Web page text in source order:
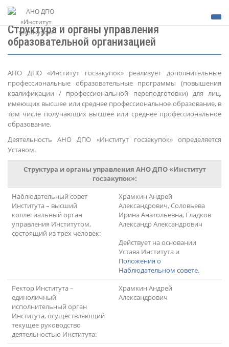
Структура и органы управления
образовательной организацией
АНО ДПО «Институт госзакупок» реализует дополнительные
профессиональные образовательные программы (повышения
квалификации / профессиональной переподготовки) для лиц,
имеющих высшее или среднее профессиональное образование, в
том числе получающих высшее или среднее профессиональное
образование.
Деятельность АНО ДПО «Институт госзакупок» определяется
Уставом.
Структура и органы управления АНО ДПО «Институт
госзакупок»:
Наблюдательный совет
Института – высший
коллегиальный орган
управления Институтом,
состоящий из трех человек:
Храмкин Андрей
Александрович, Соловьева
Ирина Анатольевна, Гладков
Александр Александрович
Действует на основании
Устава Института и
Положения о
Наблюдательном совете.
Ректор Института –
единоличный
исполнительный орган
Института, осуществляющий
текущее руководство
деятельностью Института:
Храмкин Андрей
Александрович